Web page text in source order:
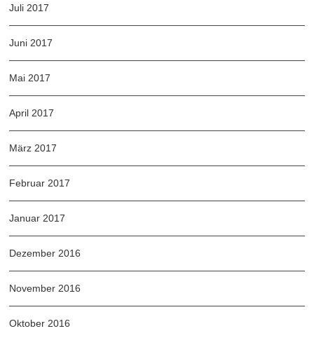
Juli 2017
Juni 2017
Mai 2017
April 2017
März 2017
Februar 2017
Januar 2017
Dezember 2016
November 2016
Oktober 2016